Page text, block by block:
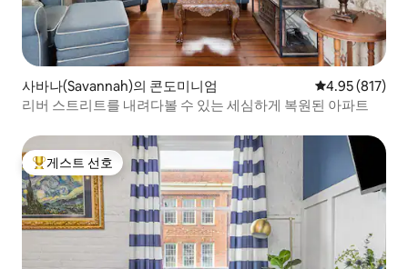
사바나(Savannah)의 콘도미니엄 평점 4.95점(5
4.95 (817)
리버 스트리트를 내려다볼 수 있는 세심하게 복원된 아파트
상위 게스트 선호
게스트 선호